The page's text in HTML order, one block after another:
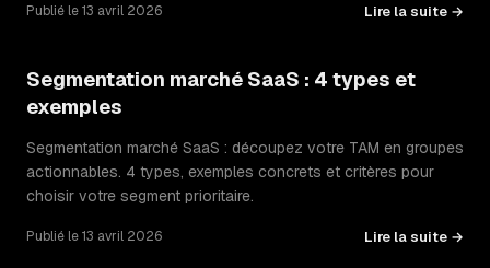
Publié le 13 avril 2026 Lire la suite →
Segmentation marché SaaS : 4 types et
exemples
Segmentation marché SaaS : découpez votre TAM en groupes
actionnables. 4 types, exemples concrets et critères pour
choisir votre segment prioritaire.
Publié le 13 avril 2026 Lire la suite →